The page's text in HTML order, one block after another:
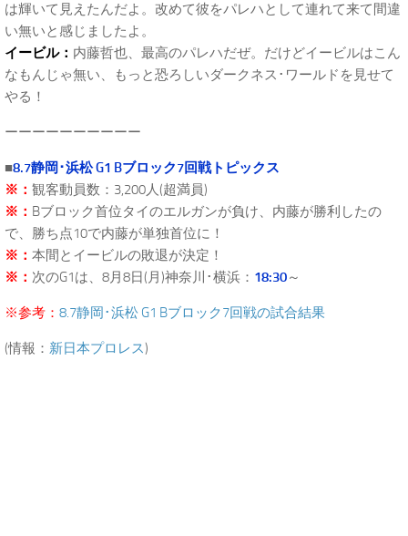
は輝いて見えたんだよ。改めて彼をパレハとして連れて来て間違
い無いと感じましたよ。
イービル： 内藤哲也、最高のパレハだぜ。だけどイービルはこん
なもんじゃ無い、もっと恐ろしいダークネス･ワールドを見せて
やる！
ーーーーーーーーーー
■8.7静岡･浜松 G1 Bブロック7回戦トピックス
※： 観客動員数：3,200人(超満員)
※： Bブロック首位タイのエルガンが負け、内藤が勝利したの
で、勝ち点10で内藤が単独首位に！
※： 本間とイービルの敗退が決定！
※： 次のG1は、8月8日(月)神奈川･横浜： 18:30～
※参考： 8.7静岡･浜松 G1 Bブロック7回戦の試合結果
(情報： 新日本プロレス)